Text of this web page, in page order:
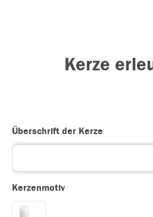
Kerze
Überschrift der Kerze
Kerzenmotiv